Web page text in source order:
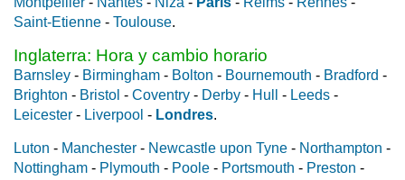
Saint-Etienne - Toulouse.
Inglaterra: Hora y cambio horario
Barnsley - Birmingham - Bolton - Bournemouth - Bradford -
Brighton - Bristol - Coventry - Derby - Hull - Leeds -
Leicester - Liverpool - Londres.
Luton - Manchester - Newcastle upon Tyne - Northampton -
Nottingham - Plymouth - Poole - Portsmouth - Preston -